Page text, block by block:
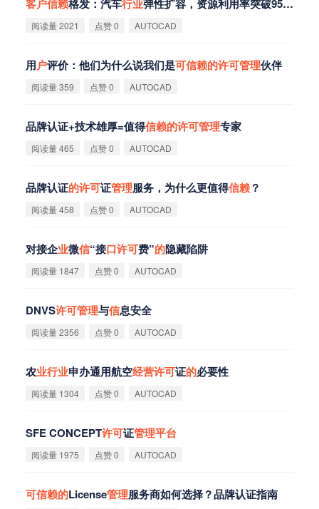
客户信赖格发：汽车行业弹性扩容，资源利用率突破95%！
阅读量 2021 点赞 0 AUTOCAD
用户评价：他们为什么说我们是可信赖的许可管理伙伴
阅读量 359 点赞 0 AUTOCAD
品牌认证+技术雄厚=值得信赖的许可管理专家
阅读量 465 点赞 0 AUTOCAD
品牌认证的许可证管理服务，为什么更值得信赖？
阅读量 458 点赞 0 AUTOCAD
对接企业微信“接口许可费”的隐藏陷阱
阅读量 1847 点赞 0 AUTOCAD
DNVS许可管理与信息安全
阅读量 2356 点赞 0 AUTOCAD
农业行业申办通用航空经营许可证的必要性
阅读量 1304 点赞 0 AUTOCAD
SFE CONCEPT许可证管理平台
阅读量 1975 点赞 0 AUTOCAD
可信赖的License管理服务商如何选择？品牌认证指南